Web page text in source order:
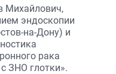
Михайлович,
эндоскопии
на-Дону) и
рака
ЗНО глотки».